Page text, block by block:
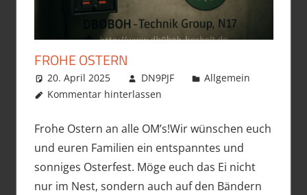
FROHE OSTERN
20. April 2025 DN9PJF
Allgemein
Kommentar hinterlassen
Frohe Ostern an alle OM’s!Wir wünschen euch
und euren Familien ein entspanntes und
sonniges Osterfest. Möge euch das Ei nicht
nur im Nest, sondern auch auf den Bändern